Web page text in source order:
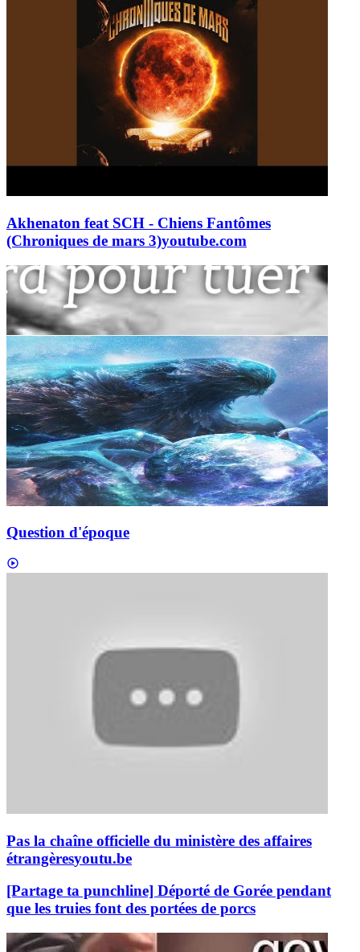
Akhenaton feat SCH - Chiens Fantômes
(Chroniques de mars 3)youtube.com
Question d'époque
Pas la chaîne officielle du ministère des affaires
étrangèresyoutu.be
[Partage ta punchline] Déporté de Gorée pendant
que les truies font des portées de porcs